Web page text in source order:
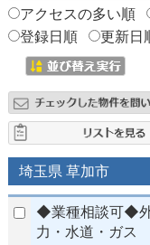
アクセスの多い順
登録日順
更新日
埼玉県 草加市
◆業種相談可◆
力・水道・ガス